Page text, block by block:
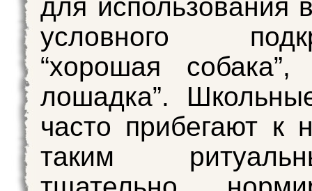
для использования
условного
“хорошая собака”,
лошадка”.
часто прибегают к
таким